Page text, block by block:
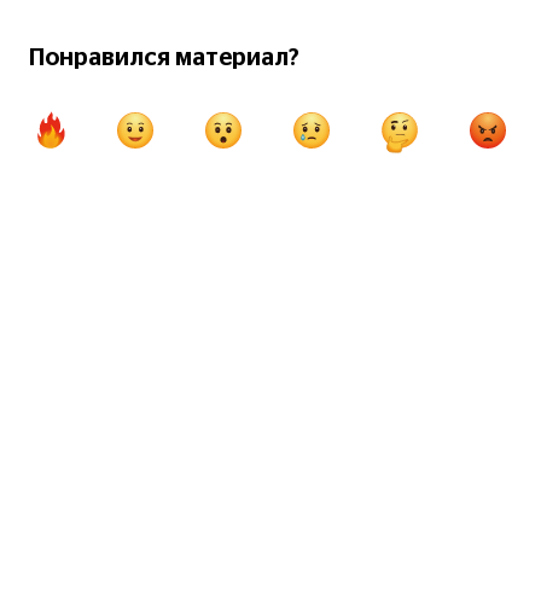
Мария Борисова София Ильтерякова
Понравился материал?